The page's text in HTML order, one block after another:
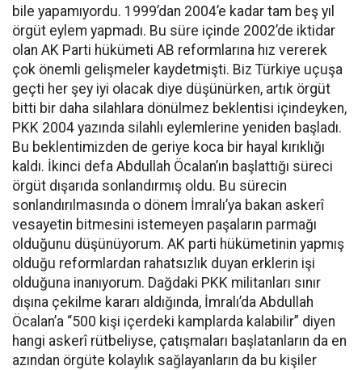
bile yapamıyordu. 1999’dan 2004’e kadar tam beş yıl
örgüt eylem yapmadı. Bu süre içinde 2002’de iktidar
olan AK Parti hükümeti AB reformlarına hız vererek
çok önemli gelişmeler kaydetmişti. Biz Türkiye uçuşa
geçti her şey iyi olacak diye düşünürken, artık örgüt
bitti bir daha silahlara dönülmez beklentisi içindeyken,
PKK 2004 yazında silahlı eylemlerine yeniden başladı.
Bu beklentimizden de geriye koca bir hayal kırıklığı
kaldı. İkinci defa Abdullah Öcalan’ın başlattığı süreci
örgüt dışarıda sonlandırmış oldu. Bu sürecin
sonlandırılmasında o dönem İmralı’ya bakan askerî
vesayetin bitmesini istemeyen paşaların parmağı
olduğunu düşünüyorum. AK parti hükümetinin yapmış
olduğu reformlardan rahatsızlık duyan erklerin işi
olduğuna inanıyorum. Dağdaki PKK militanları sınır
dışına çekilme kararı aldığında, İmralı’da Abdullah
Öcalan’a “500 kişi içerdeki kamplarda kalabilir” diyen
hangi askerî rütbeliyse, çatışmaları başlatanların da en
azından örgüte kolaylık sağlayanların da bu kişiler